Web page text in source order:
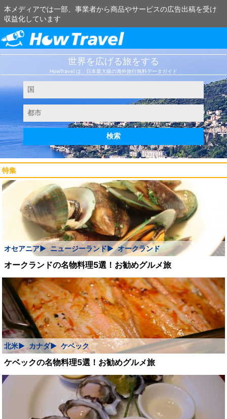
本メディアでは一部、事業者から商品やサービスの広告出稿を受け
収益化しています
世界を広げる旅をする
HowTravel は、日本最大級の海外旅行無料データガイド
特集
オセアニア ニュージーランド オークランド
オークランドの名物料理5選！お勧めグルメ旅
北米 カナダ ケベック
ケベックの名物料理5選！お勧めグルメ旅